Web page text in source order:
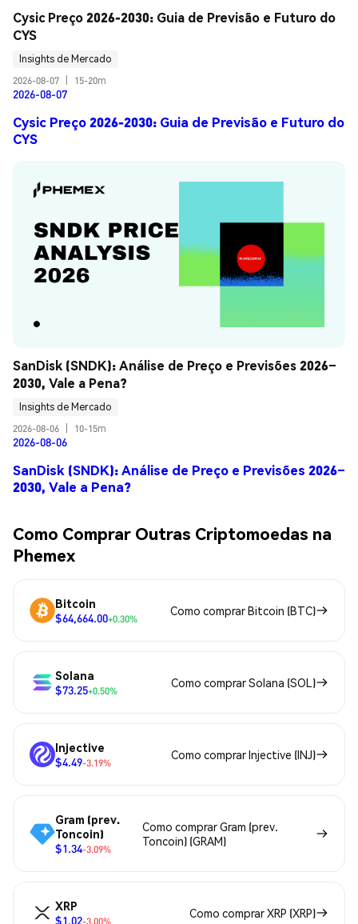
Cysic Preço 2026-2030: Guia de Previsão e Futuro do
CYS
Insights de Mercado
2026-08-07
15-20m
2026-08-07
Cysic Preço 2026-2030: Guia de Previsão e Futuro do
CYS
SanDisk (SNDK): Análise de Preço e Previsões 2026–
2030, Vale a Pena?
Insights de Mercado
2026-08-06
10-15m
2026-08-06
SanDisk (SNDK): Análise de Preço e Previsões 2026–
2030, Vale a Pena?
Como Comprar Outras Criptomoedas na
Phemex
Bitcoin
$64,664.00+0.30%
Como comprar Bitcoin (BTC)
Solana
$73.25+0.50%
Como comprar Solana (SOL)
Injective
$4.49-3.19%
Como comprar Injective (INJ)
Gram (prev.
Toncoin)
$1.34-3.09%
Como comprar Gram (prev.
Toncoin) (GRAM)
XRP
$1.02-3.00%
Como comprar XRP (XRP)